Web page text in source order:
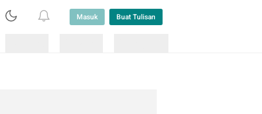
Masuk Buat Tulisan